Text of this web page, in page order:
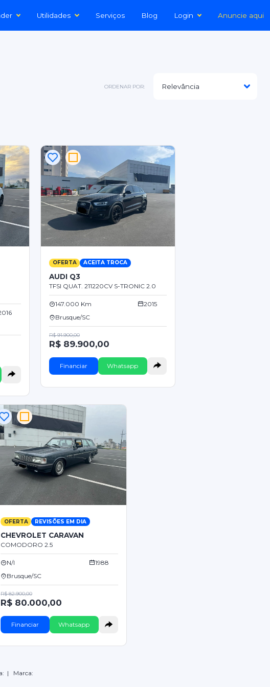
Utilidades Serviços Blog Login Anuncie aqui
ORDENAR POR:
OFERTA ACEITA TROCA
AUDI Q3
TFSI QUAT. 211220CV S-TRONIC 2.0
147.000 Km
2015
Brusque/SC
R$ 91.900,00
R$ 89.900,00
Financiar Whatsapp
OFERTA REVISÕES EM DIA
CHEVROLET CARAVAN
COMODORO 2.5
N/I
1988
Brusque/SC
R$ 82.900,00
R$ 80.000,00
Financiar Whatsapp
| Marca: